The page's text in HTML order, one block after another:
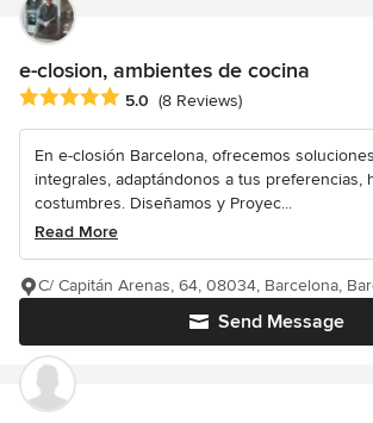
e-closion, ambientes de cocina
Average rating: 5 out of 5 stars
5.0 (8 Reviews)
En e-closión Barcelona, ofrecemos
integrales, adaptándonos a tus preferencias,
costumbres. Diseñamos y Proyec...
Read More
Send Message
C/ Capitán Arenas, 64, 08034, Barcelona,